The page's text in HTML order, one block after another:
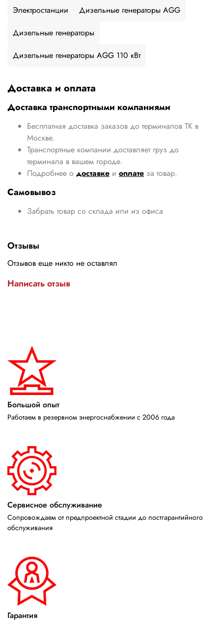
Электростанции
Дизельные генераторы AGG
Дизельные генераторы
Дизельные генераторы AGG 110 кВт
Доставка и оплата
Доставка транспортными компаниями
Бесплатная доставка заказов до терминалов ТК в
Москве.
Транспортные компании доставляет груз до
терминала в вашем городе.
Подробнее о доставке и оплате за товар.
Самовывоз
Забрать товар со склада или из офиса
Отзывы
Отзывов еще никто не оставлял
Написать отзыв
Большой опыт
Работаем в резервном энергоснабжении с 2006 года
Сервисное обслуживание
Сопровождаем от предпроектной стадии до постгарантийного
обслуживания
Гарантия